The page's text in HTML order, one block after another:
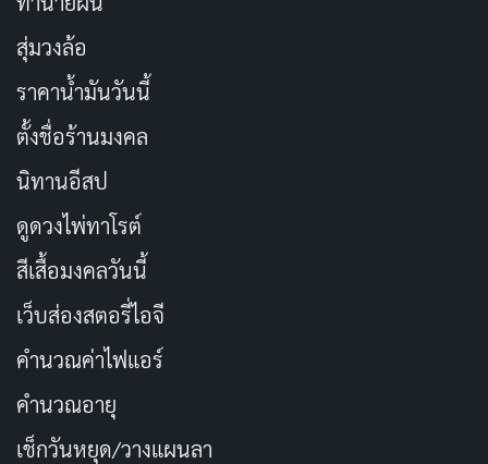
ถ้าคุณกำลังมองหาภาพยนตร์ไทยที่ไม่เหมือนใคร “อีสาน
ซอมบี้” คือตัวเลือกที่คุณไม่ควรพลาด!
ดู อีสานซอมบี้ ได้ที่: Netflix
สุ่มวงล้อ
ราคาน้ำมันวันนี้
ตั้งชื่อร้านมงคล
นิทานอีสป
ดูดวงไพ่ทาโรต์
สีเสื้อมงคลวันนี้
เว็บส่องสตอรี่ไอจี
คำนวณค่าไฟแอร์
คำนวณอายุ
เช็กวันหยุด/วางแผนลา